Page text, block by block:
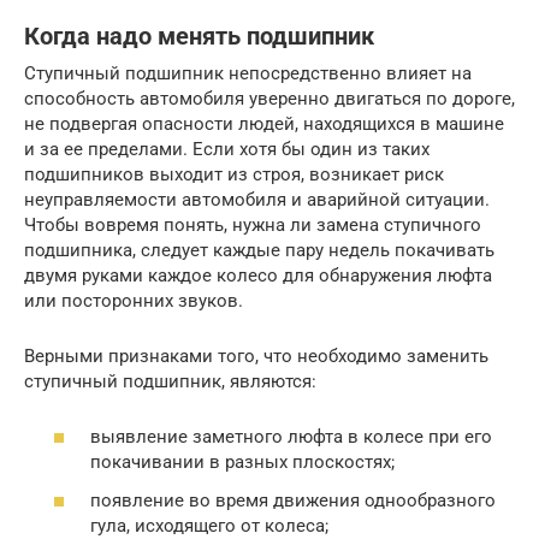
Когда надо менять подшипник
Ступичный подшипник непосредственно влияет на
способность автомобиля уверенно двигаться по дороге,
не подвергая опасности людей, находящихся в машине
и за ее пределами. Если хотя бы один из таких
подшипников выходит из строя, возникает риск
неуправляемости автомобиля и аварийной ситуации.
Чтобы вовремя понять, нужна ли замена ступичного
подшипника, следует каждые пару недель покачивать
двумя руками каждое колесо для обнаружения люфта
или посторонних звуков.
Верными признаками того, что необходимо заменить
ступичный подшипник, являются:
выявление заметного люфта в колесе при его
покачивании в разных плоскостях;
появление во время движения однообразного
гула, исходящего от колеса;